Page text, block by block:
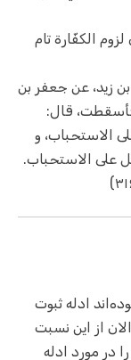
الكفّارة تام
زيد، عن جعفر بن
قال:
الاستحباب، و
على الاستحباب.
ادله ثبوت
از این نسبت
در مورد ادله